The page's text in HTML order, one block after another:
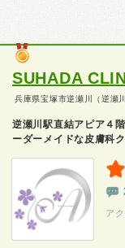
SUHADA
兵庫県宝塚市逆瀬川（逆瀬
逆瀬川駅直結アピア４
ーダーメイドな皮膚科
ア